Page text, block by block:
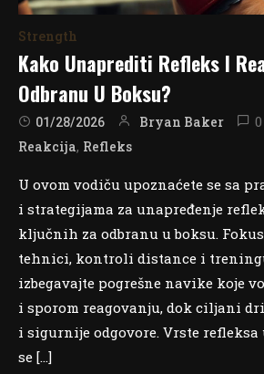
Strength
Kako Unaprediti Refleks I
Odbranu U Boksu?
01/28/2026 Bryan Baker 0
Reakcija, Refleks
U ovom vodiču upoznaćete se sa
i strategijama za unapređenje
ključnih za odbranu u boksu.
tehnici, kontroli distance i
izbegavajte pogrešne navike koje
i sporom reagovanju, dok ciljani
i sigurnije odgovore. Vrste
se […]